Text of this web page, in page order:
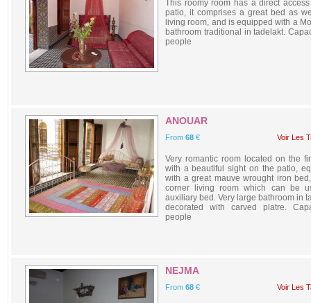
This roomy room has a direct
patio, it comprises a great bed as
living room, and is equipped with a
bathroom traditional in tadelakt.
people
ANOUAR
From 68 € Voir Les
Very romantic room located on the
with a beautiful sight on the patio,
with a great mauve wrought iron
corner living room which can be
auxiliary bed. Very large bathroom in
decorated with carved platre.
people
NEJMA
From 68 € Voir Les